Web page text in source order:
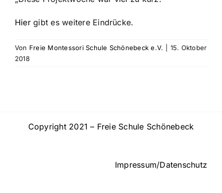
Hiergibt es weitere Eindrücke.
Von Freie Montessori Schule Schönebeck e.V.
15. Oktober
2018
Copyright 2021 – Freie Schule Schönebeck
Impressum/Datenschutz